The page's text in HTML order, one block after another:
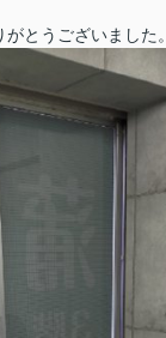
とうございました。